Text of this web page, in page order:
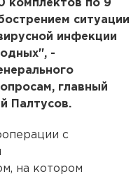
комплектов по 9
ситуации
инфекции
-
главный
Палтусов.
с
на котором